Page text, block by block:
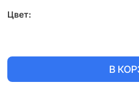
Цвет:
В